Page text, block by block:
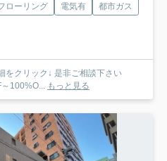
ローリング 電気有
都市ガス
をクリック↓ 是非ご相談下さい
100%O...
もっと見る